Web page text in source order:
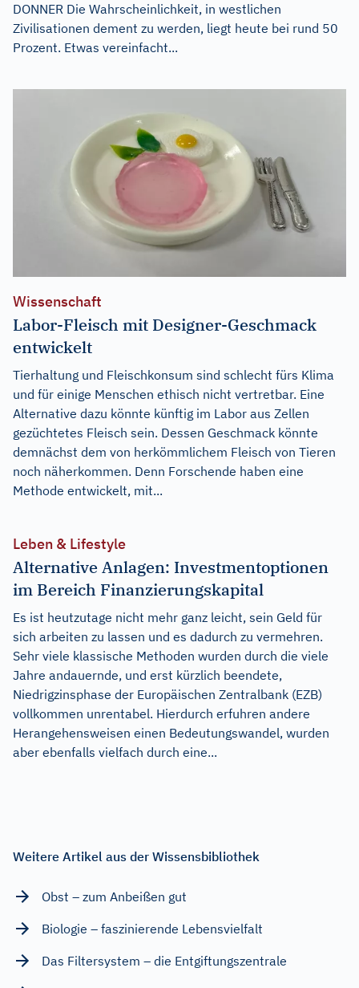
DONNER Die Wahrscheinlichkeit, in westlichen
Zivilisationen dement zu werden, liegt heute bei rund 50
Prozent. Etwas vereinfacht...
Wissenschaft
Labor-Fleisch mit Designer-Geschmack
entwickelt
Tierhaltung und Fleischkonsum sind schlecht fürs Klima
und für einige Menschen ethisch nicht vertretbar. Eine
Alternative dazu könnte künftig im Labor aus Zellen
gezüchtetes Fleisch sein. Dessen Geschmack könnte
demnächst dem von herkömmlichem Fleisch von Tieren
noch näherkommen. Denn Forschende haben eine
Methode entwickelt, mit...
Leben & Lifestyle
Alternative Anlagen: Investmentoptionen
im Bereich Finanzierungskapital
Es ist heutzutage nicht mehr ganz leicht, sein Geld für
sich arbeiten zu lassen und es dadurch zu vermehren.
Sehr viele klassische Methoden wurden durch die viele
Jahre andauernde, und erst kürzlich beendete,
Niedrigzinsphase der Europäischen Zentralbank (EZB)
vollkommen unrentabel. Hierdurch erfuhren andere
Herangehensweisen einen Bedeutungswandel, wurden
aber ebenfalls vielfach durch eine...
Weitere Artikel aus der Wissensbibliothek
Obst – zum Anbeißen gut
Biologie – faszinierende Lebensvielfalt
Das Filtersystem – die Entgiftungszentrale